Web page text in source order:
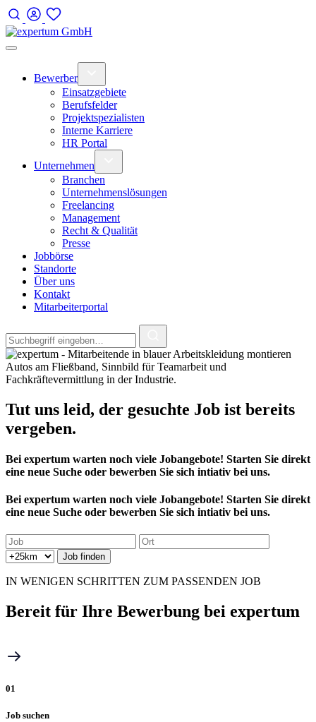
Bewerber
Einsatzgebiete
Berufsfelder
Projektspezialisten
Interne Karriere
HR Portal
Unternehmen
Branchen
Unternehmenslösungen
Freelancing
Management
Recht & Qualität
Presse
Jobbörse
Standorte
Über uns
Kontakt
Mitarbeiterportal
Tut uns leid, der gesuchte Job ist bereits
vergeben.
Bei expertum warten noch viele Jobangebote! Starten Sie direkt
eine neue Suche oder bewerben Sie sich intiativ bei uns.
Bei expertum warten noch viele Jobangebote! Starten Sie direkt
eine neue Suche oder bewerben Sie sich intiativ bei uns.
IN WENIGEN SCHRITTEN ZUM PASSENDEN JOB
Bereit für Ihre Bewerbung bei expertum
01
Job suchen